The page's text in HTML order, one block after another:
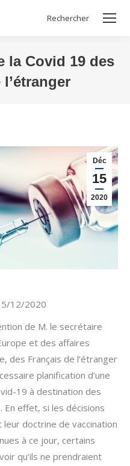
Search:
Rechercher
la Covid 19 des
Déc
15
2020
12/2020
de M. le secrétaire
et des affaires
des Français de l’étranger
planification d’une
19 à destination des
En effet, si les décisions
doctrine de vaccination
à ce jour, certains
qu’ils ne prendraient